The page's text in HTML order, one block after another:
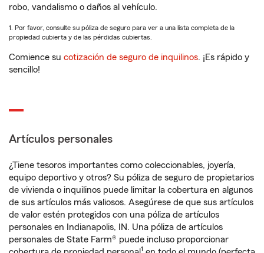
robo, vandalismo o daños al vehículo.
1. Por favor, consulte su póliza de seguro para ver a una lista completa de la
propiedad cubierta y de las pérdidas cubiertas.
Comience su cotización de seguro de inquilinos. ¡Es rápido y
sencillo!
Artículos personales
¿Tiene tesoros importantes como coleccionables, joyería,
equipo deportivo y otros? Su póliza de seguro de propietarios
de vivienda o inquilinos puede limitar la cobertura en algunos
de sus artículos más valiosos. Asegúrese de que sus artículos
de valor estén protegidos con una póliza de artículos
personales en Indianapolis, IN. Una póliza de artículos
personales de State Farm® puede incluso proporcionar
1